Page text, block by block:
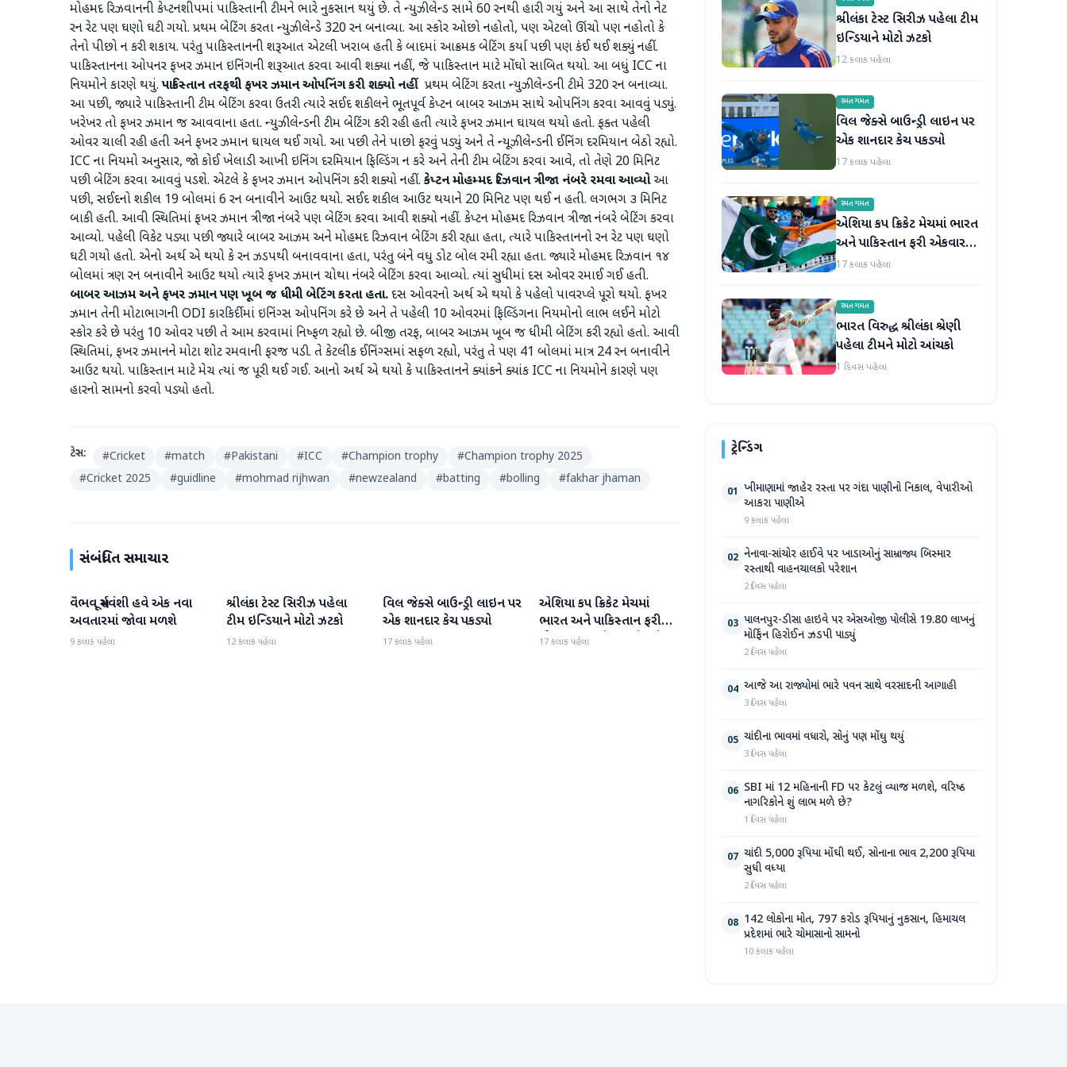
મોહમ્મદ રિઝવાનની કેપ્ટનશીપમાં પાકિસ્તાની ટીમને ભારે નુકસાન થયું છે. તે ન્યુઝીલેન્ડ સામે 60 રનથી હારી ગયું અને આ સાથે તેનો નેટ
રન રેટ પણ ઘણો ઘટી ગયો. પ્રથમ બેટિંગ કરતા ન્યુઝીલેન્ડે 320 રન બનાવ્યા. આ સ્કોર ઓછો નહોતો, પણ એટલો ઊંચો પણ નહોતો કે
તેનો પીછો ન કરી શકાય. પરંતુ પાકિસ્તાનની શરૂઆત એટલી ખરાબ હતી કે બાદમાં આક્રમક બેટિંગ કર્યા પછી પણ કંઈ થઈ શક્યું નહીં.
પાકિસ્તાનના ઓપનર ફખર ઝમાન ઇનિંગની શરૂઆત કરવા આવી શક્યા નહીં, જે પાકિસ્તાન માટે મોંઘો સાબિત થયો. આ બધું ICC ના
નિયમોને કારણે થયું.પાકિસ્તાન તરફથી ફખર ઝમાન ઓપનિંગ કરી શક્યો નહીં પ્રથમ બેટિંગ કરતા ન્યુઝીલેન્ડની ટીમે 320 રન બનાવ્યા.
આ પછી, જ્યારે પાકિસ્તાની ટીમ બેટિંગ કરવા ઉતરી ત્યારે સઈદ શકીલને ભૂતપૂર્વ કેપ્ટન બાબર આઝમ સાથે ઓપનિંગ કરવા આવવું પડ્યું.
ખરેખર તો ફખર ઝમાન જ આવવાના હતા. ન્યુઝીલેન્ડની ટીમ બેટિંગ કરી રહી હતી ત્યારે ફખર ઝમાન ઘાયલ થયો હતો. ફક્ત પહેલી
ઓવર ચાલી રહી હતી અને ફખર ઝમાન ઘાયલ થઈ ગયો. આ પછી તેને પાછો ફરવું પડ્યું અને તે ન્યૂઝીલેન્ડની ઈનિંગ દરમિયાન બેઠો રહ્યો.
ICC ના નિયમો અનુસાર, જો કોઈ ખેલાડી આખી ઇનિંગ દરમિયાન ફિલ્ડિંગ ન કરે અને તેની ટીમ બેટિંગ કરવા આવે, તો તેણે 20 મિનિટ
પછી બેટિંગ કરવા આવવું પડશે. એટલે કે ફખર ઝમાન ઓપનિંગ કરી શક્યો નહીં. કેપ્ટન મોહમ્મદ રિઝવાન ત્રીજા નંબરે રમવા આવ્યોઆ
પછી, સઈદનો શકીલ 19 બોલમાં 6 રન બનાવીને આઉટ થયો. સઈદ શકીલ આઉટ થયાને 20 મિનિટ પણ થઈ ન હતી. લગભગ ૩ મિનિટ
બાકી હતી. આવી સ્થિતિમાં ફખર ઝમાન ત્રીજા નંબરે પણ બેટિંગ કરવા આવી શક્યો નહીં. કેપ્ટન મોહમ્મદ રિઝવાન ત્રીજા નંબરે બેટિંગ કરવા
આવ્યો. પહેલી વિકેટ પડ્યા પછી જ્યારે બાબર આઝમ અને મોહમ્મદ રિઝવાન બેટિંગ કરી રહ્યા હતા, ત્યારે પાકિસ્તાનનો રન રેટ પણ ઘણો
ઘટી ગયો હતો. એનો અર્થ એ થયો કે રન ઝડપથી બનાવવાના હતા, પરંતુ બંને વધુ ડોટ બોલ રમી રહ્યા હતા. જ્યારે મોહમ્મદ રિઝવાન ૧૪
બોલમાં ત્રણ રન બનાવીને આઉટ થયો ત્યારે ફખર ઝમાન ચોથા નંબરે બેટિંગ કરવા આવ્યો. ત્યાં સુધીમાં દસ ઓવર રમાઈ ગઈ હતી.
બાબર આઝમ અને ફખર ઝમાન પણ ખૂબ જ ધીમી બેટિંગ કરતા હતા.દસ ઓવરનો અર્થ એ થયો કે પહેલો પાવરપ્લે પૂરો થયો. ફખર
ઝમાન તેની મોટાભાગની ODI કારકિર્દીમાં ઇનિંગ્સ ઓપનિંગ કરે છે અને તે પહેલી 10 ઓવરમાં ફિલ્ડિંગના નિયમોનો લાભ લઈને મોટો
સ્કોર કરે છે પરંતુ 10 ઓવર પછી તે આમ કરવામાં નિષ્ફળ રહ્યો છે. બીજી તરફ, બાબર આઝમ ખૂબ જ ધીમી બેટિંગ કરી રહ્યો હતો. આવી
સ્થિતિમાં, ફખર ઝમાનને મોટા શોટ રમવાની ફરજ પડી. તે કેટલીક ઈનિંગ્સમાં સફળ રહ્યો, પરંતુ તે પણ 41 બોલમાં માત્ર 24 રન બનાવીને
આઉટ થયો. પાકિસ્તાન માટે મેચ ત્યાં જ પૂરી થઈ ગઈ. આનો અર્થ એ થયો કે પાકિસ્તાનને ક્યાંકને ક્યાંક ICC ના નિયમોને કારણે પણ
હારનો સામનો કરવો પડ્યો હતો.
ટેગ્સ: #Cricket #match #Pakistani #ICC #Champion trophy #Champion trophy 2025
#Cricket 2025 #guidline #mohmad rijhwan #newzealand #batting #bolling #fakhar jhaman
સંબંધિત સમાચાર
રમતગમત
વૈભવ સૂર્યવંશી હવે એક નવા
અવતારમાં જોવા મળશે
9 કલાક પહેલા
રમતગમત
શ્રીલંકા ટેસ્ટ સિરીઝ પહેલા
ટીમ ઇન્ડિયાને મોટો ઝટકો
12 કલાક પહેલા
રમતગમત
વિલ જેક્સે બાઉન્ડ્રી લાઇન પર
એક શાનદાર કેચ પકડ્યો
17 કલાક પહેલા
રમતગમત
એશિયા કપ ક્રિકેટ મેચમાં
ભારત અને પાકિસ્તાન ફરી
એકવાર આમને-સામને થશે
17 કલાક પહેલા
શ્રીલંકા ટેસ્ટ સિરીઝ પહેલા ટીમ
ઇન્ડિયાને મોટો ઝટકો
12 કલાક પહેલા
રમતગમત
વિલ જેક્સે બાઉન્ડ્રી લાઇન પર
એક શાનદાર કેચ પકડ્યો
17 કલાક પહેલા
રમતગમત
એશિયા કપ ક્રિકેટ મેચમાં ભારત
અને પાકિસ્તાન ફરી એકવાર
આમને-સામને થશે
17 કલાક પહેલા
રમતગમત
ભારત વિરુદ્ધ શ્રીલંકા શ્રેણી
પહેલા ટીમને મોટો આંચકો
1 દિવસ પહેલા
ટ્રેન્ડિંગ
01 ખીમાણામાં જાહેર રસ્તા પર ગંદા પાણીનો નિકાલ, વેપારીઓ
આકરા પાણીએ
9 કલાક પહેલા
02 નેનાવા-સાંચોર હાઈવે પર ખાડાઓનું સામ્રાજ્ય બિસ્માર
રસ્તાથી વાહનચાલકો પરેશાન
2 દિવસ પહેલા
03 પાલનપુર-ડીસા હાઇવે પર એસઓજી પોલીસે 19.80 લાખનું
મોર્ફિન હિરોઈન ઝડપી પાડ્યું
2 દિવસ પહેલા
04 આજે આ રાજ્યોમાં ભારે પવન સાથે વરસાદની આગાહી
3 દિવસ પહેલા
05 ચાંદીના ભાવમાં વધારો, સોનું પણ મોંઘુ થયું
3 દિવસ પહેલા
06 SBI માં 12 મહિનાની FD પર કેટલું વ્યાજ મળશે, વરિષ્ઠ
નાગરિકોને શું લાભ મળે છે?
1 દિવસ પહેલા
07 ચાંદી 5,000 રૂપિયા મોંઘી થઈ, સોનાના ભાવ 2,200 રૂપિયા
સુધી વધ્યા
2 દિવસ પહેલા
08 142 લોકોના મોત, 797 કરોડ રૂપિયાનું નુકસાન, હિમાચલ
પ્રદેશમાં ભારે ચોમાસાનો સામનો
10 કલાક પહેલા